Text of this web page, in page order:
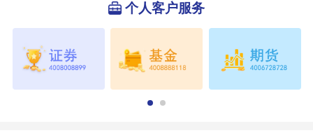
个人客户服务